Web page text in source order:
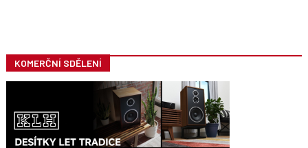
KOMERČNÍ SDĚLENÍ